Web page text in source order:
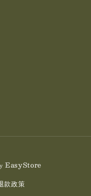
EasyStore
款政策